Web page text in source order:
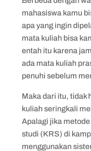
6. Sesuaikan
rencana studi
1. Target
2. Manajemen
3. Kuliah lulus
berjalan lancar
mahasiswa kamu
apa yang ingin
mata kuliah bisa
entah itu karena
ada mata kuliah
penuhi sebelum
Maka dari itu, tidak
kuliah seringkali
Apalagi jika
studi (KRS) di
menggunakan